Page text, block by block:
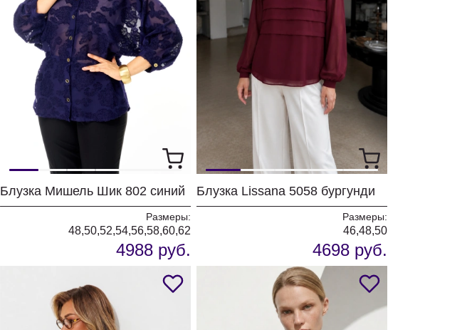
Блузка Мишель Шик 802 синий
Размеры:
48,50,52,54,56,58,60,62
4988 руб.
Блузка Lissana 5058 бургунди
Размеры:
46,48,50
4698 руб.